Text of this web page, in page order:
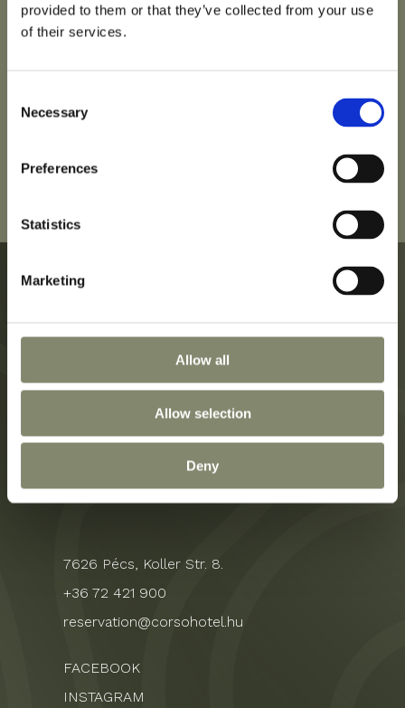
provided to them or that they’ve collected from your use
of their services.
Selection
Necessary
Preferences
Statistics
Marketing
Allow all
Allow selection
Deny
Veranstaltungen
Galerie
Datenschutzerklärung
7626 Pécs, Koller Str. 8.
+36 72 421 900
reservation@corsohotel.hu
FACEBOOK
INSTAGRAM